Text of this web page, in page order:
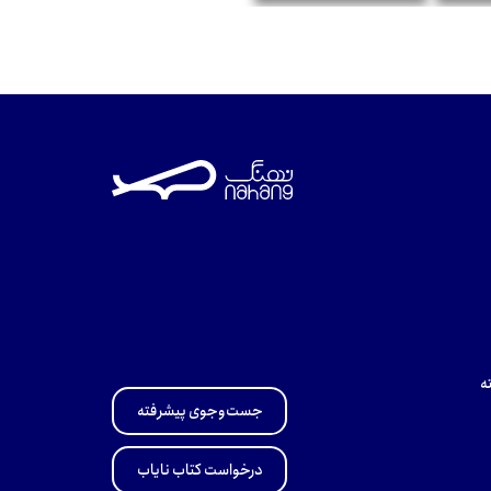
جست‌وجوی پیشرفته
درخواست کتاب نایاب